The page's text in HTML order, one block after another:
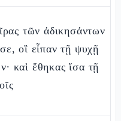
τῶν ἀδικησάντων
οἳ εἶπαν τῇ ψυχῇ
καὶ ἔθηκας ἴσα τῇ